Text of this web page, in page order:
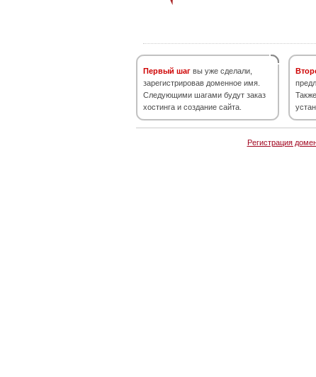
Первый шаг вы уже сделали,
зарегистрировав доменное имя.
Следующими шагами будут заказ
хостинга и создание сайта.
Регистрация